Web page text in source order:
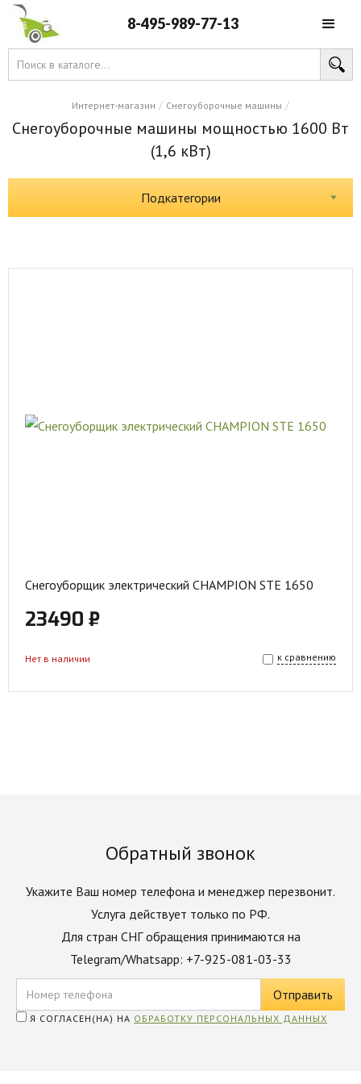
8-495-989-77-13
Интернет-магазин / Снегоуборочные машины /
Снегоуборочные машины мощностью 1600 Вт
(1,6 кВт)
Подкатегории
Снегоуборщик электрический CHAMPION STE 1650
23490 ₽
к сравнению
Нет в наличии
Обратный звонок
Укажите Ваш номер телефона и менеджер перезвонит.
Услуга действует только по РФ.
Для стран СНГ обращения принимаются на
Telegram/Whatsapp: +7-925-081-03-33
Я СОГЛАСЕН(НА) НА ОБРАБОТКУ ПЕРСОНАЛЬНЫХ ДАННЫХ